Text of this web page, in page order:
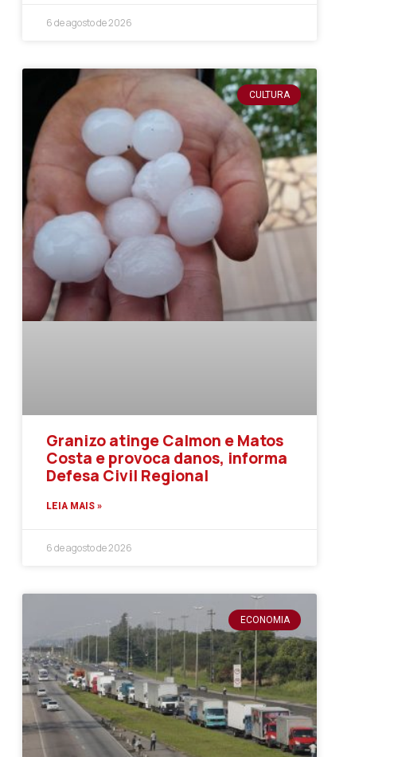
6 de agosto de 2026
CULTURA
Granizo atinge Calmon e Matos
Costa e provoca danos, informa
Defesa Civil Regional
LEIA MAIS »
6 de agosto de 2026
ECONOMIA